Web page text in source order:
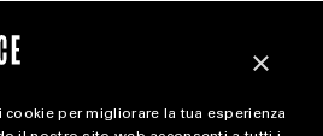
×
per migliorare la tua esperienza